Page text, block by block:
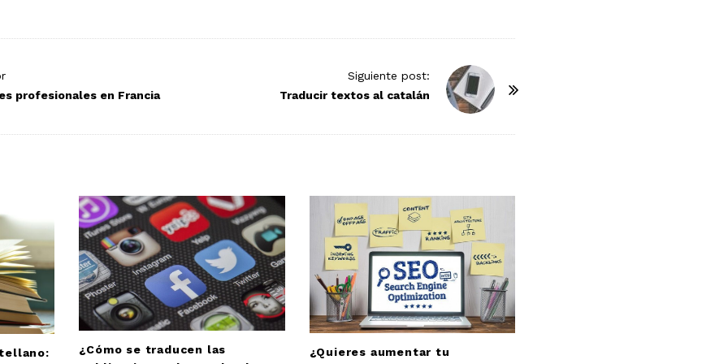
profesionales en Francia
Siguiente post:
Traducir textos al catalán
¿Cómo se traducen las
¿Quieres aumentar tu